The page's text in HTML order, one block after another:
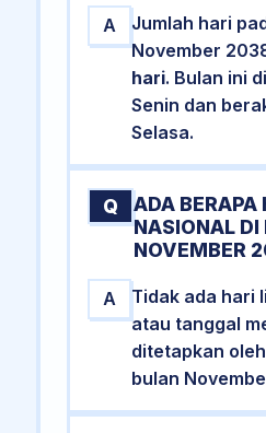
A
Jumlah hari
November
hari. Bulan ini
Senin dan
Selasa.
Q
ADA BERAPA
NASIONAL DI
NOVEMBER
A
Tidak ada hari
atau tanggal
ditetapkan
bulan